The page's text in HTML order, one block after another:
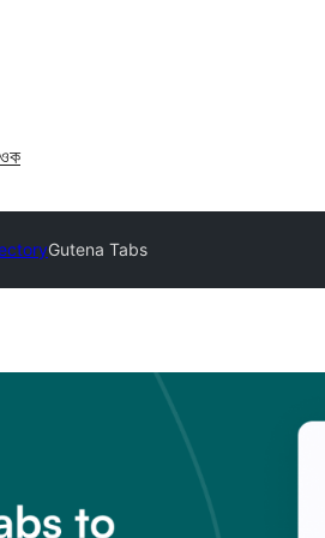
Gutena Tabs